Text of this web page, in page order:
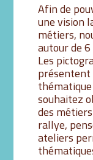
Afin de
une vision
métiers,
autour de
Les
présentent
souhaitez
des
rallye,
ateliers